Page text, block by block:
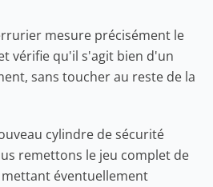
mesure précisément le
vérifie qu'il s'agit bien d'un
sans toucher au reste de la
cylindre de sécurité
remettons le jeu complet de
mettant éventuellement